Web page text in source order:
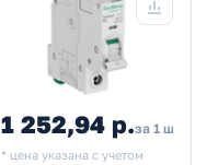
1 252,94 р.за 1 шт
* цена указана с учетом